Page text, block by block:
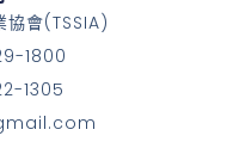
協會(TSSIA)
1800
1305